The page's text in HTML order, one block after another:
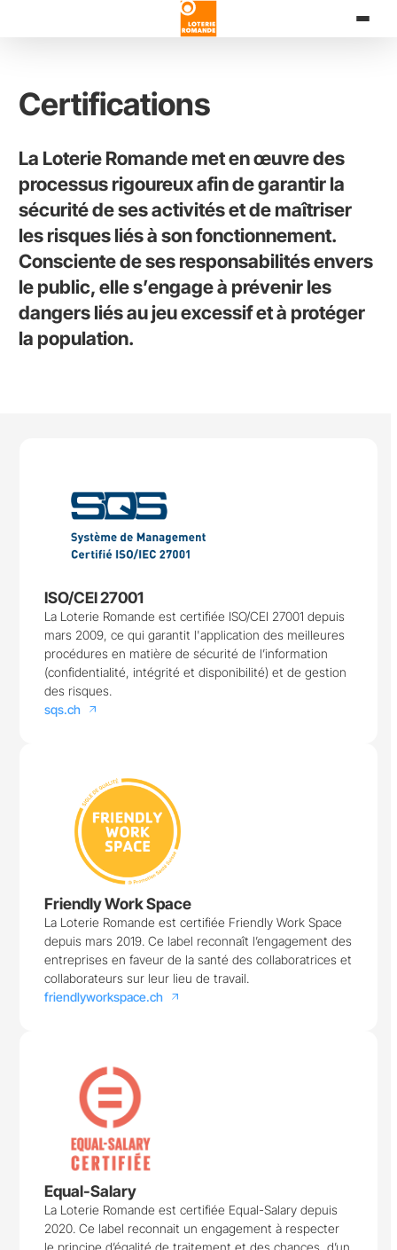
Certifications
La Loterie Romande met en œuvre des
processus rigoureux afin de garantir la
sécurité de ses activités et de maîtriser
les risques liés à son fonctionnement.
Consciente de ses responsabilités envers
le public, elle s’engage à prévenir les
dangers liés au jeu excessif et à protéger
la population.
ISO/CEI 27001
La Loterie Romande est certifiée ISO/CEI 27001 depuis
mars 2009, ce qui garantit l'application des meilleures
procédures en matière de sécurité de l’information
(confidentialité, intégrité et disponibilité) et de gestion
des risques.
sqs.ch
arrow_outward
Friendly Work Space
La Loterie Romande est certifiée Friendly Work Space
depuis mars 2019. Ce label reconnaît l’engagement des
entreprises en faveur de la santé des collaboratrices et
collaborateurs sur leur lieu de travail.
friendlyworkspace.ch
arrow_outward
Equal-Salary
La Loterie Romande est certifiée Equal-Salary depuis
2020. Ce label reconnait un engagement à respecter
le principe d’égalité de traitement et des chances, d’un